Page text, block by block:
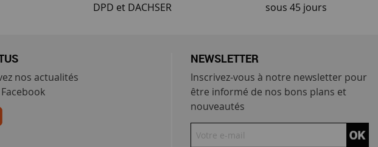
DPD et DACHSER
sous 45 jours
nos actualités
NEWSLETTER
Inscrivez-vous à notre newsletter pour
être informé de nos bons plans et
nouveautés